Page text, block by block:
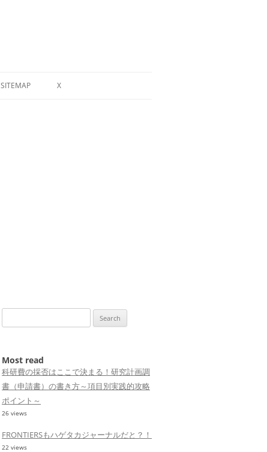
SITEMAP X
for:
Most read
科研費の採否はここで決まる！研究計画調
書（申請書）の書き方～項目別実践的攻略
ポイント～
26 views
FRONTIERSもハゲタカジャーナルだと？！
22 views